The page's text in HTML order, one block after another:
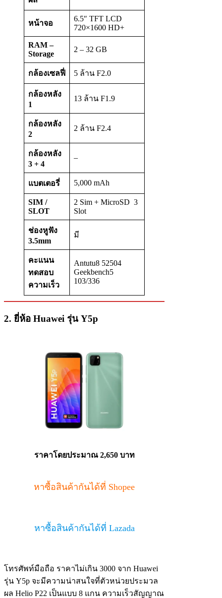
หน้าจอ
6.5″ TFT LCD
720×1600 HD+
RAM –
Storage
2 – 32 GB
กล้องเซลฟี่ 5 ล้าน F2.0
กล้องหลัง
1
13 ล้าน F1.9
กล้องหลัง
2
2 ล้าน F2.4
กล้องหลัง
3 + 4
–
แบตเตอรี่ 5,000 mAh
SIM /
SLOT
2 Sim + MicroSD 3
Slot
ช่องหูฟัง
3.5mm
มี
คะแนน
ทดสอบ
ความเร็ว
Antutu8 52504
Geekbench5
103/336
2. ยี่ห้อ Huawei รุ่น Y5p
ราคาโดยประมาณ 2,650 บาท
หาซื้อสินค้ากันได้ที่ Shopee
หาซื้อสินค้ากันได้ที่ Lazada
โทรศัพท์มือถือ ราคาไม่เกิน 3000 จาก Huawei
รุ่น Y5p จะมีความน่าสนใจที่ตัวหน่วยประมวล
ผล Helio P22 เป็นแบบ 8 แกน ความเร็วสัญญาณ